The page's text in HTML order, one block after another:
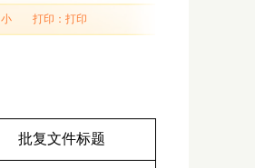
小 打印： 打印
批复文件标题